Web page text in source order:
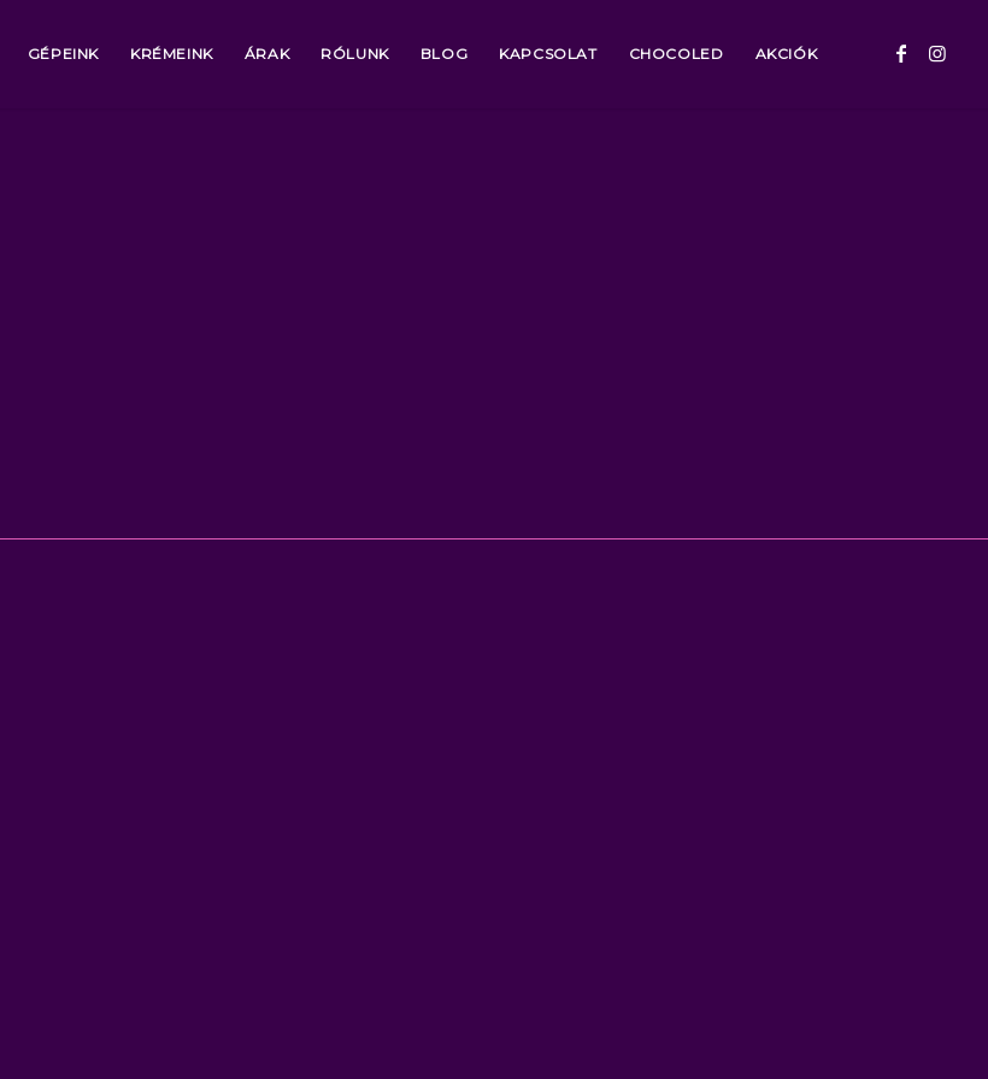
GÉPEINK KRÉMEINK ÁRAK RÓLUNK BLOG KAPCSOLAT CHOCOLED AKCIÓK